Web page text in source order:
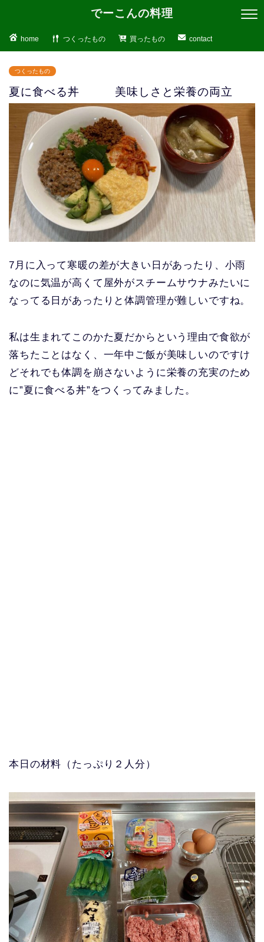
でーこんの料理
home つくったもの 買ったもの contact
つくったもの
夏に食べる丼 美味しさと栄養の両立
7月に入って寒暖の差が大きい日があったり、小雨
なのに気温が高くて屋外がスチームサウナみたいに
なってる日があったりと体調管理が難しいですね。
私は生まれてこのかた夏だからという理由で食欲が
落ちたことはなく、一年中ご飯が美味しいのですけ
どそれでも体調を崩さないように栄養の充実のため
に”夏に食べる丼”をつくってみました。
本日の材料（たっぷり２人分）